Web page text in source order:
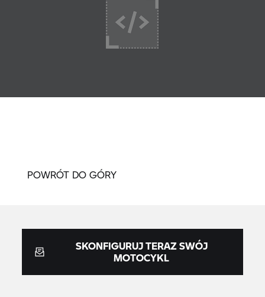
POWRÓT DO GÓRY
SKONFIGURUJ TERAZ SWÓJ
MOTOCYKL